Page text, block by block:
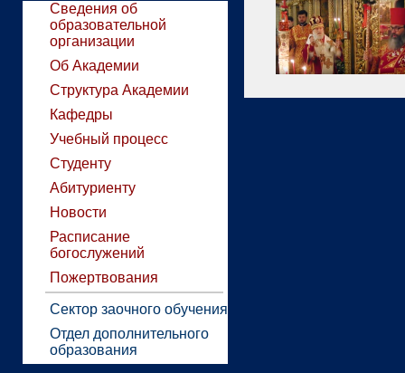
Сведения об
образовательной
организации
Об Академии
Структура Академии
Кафедры
Учебный процесс
Студенту
Абитуриенту
Новости
Расписание
богослужений
Пожертвования
Сектор заочного обучения
Отдел дополнительного
образования